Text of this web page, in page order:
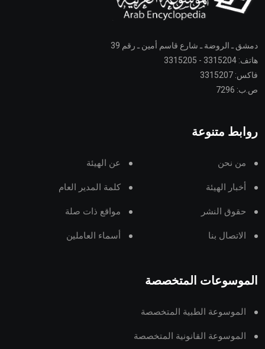
دمشق ـ الروضة ـ شارع قاسم أمين ـ رقم 39
هاتف: 3315204 - 3315205
فاكس: 3315207
ص.ب: 7296
روابط متنوعة
من نحن عن الهيئة
أخبار الهيئة كلمة المدير العام
حقوق النشر مواقع ذات صلة
الاتصال بنا أسماء العاملين
الموسوعات المتخصصة
الموسوعة الطبية المتخصصة
الموسوعة القانونية المتخصصة